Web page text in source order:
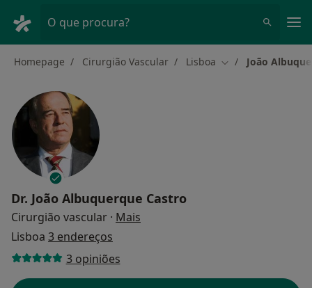
O que procura?
Homepage Cirurgião Vascular Lisboa Mudar de cidade
João
Dr. João Albuquerque Castro
Cirurgião vascular · Mais
Lisboa 3 endereços
3 opiniões